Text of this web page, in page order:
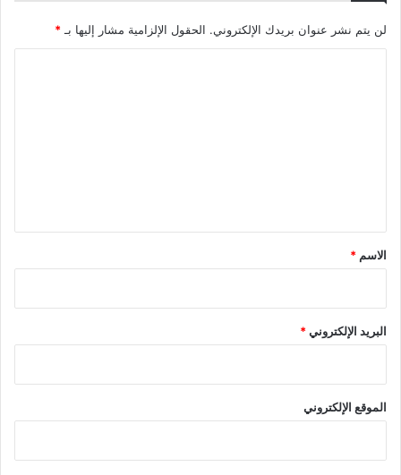
لن يتم نشر عنوان بريدك الإلكتروني. الحقول الإلزامية مشار إليها بـ *
*
الاسم *
البريد الإلكتروني*
الموقع الإلكتروني